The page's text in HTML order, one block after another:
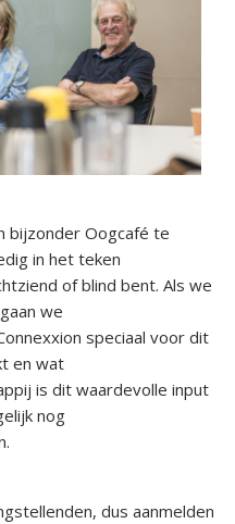
bijzonder Oogcafé te
in het teken
of blind bent. Als we
we
speciaal voor dit
en wat
is dit waardevolle input
nog
dus aanmelden